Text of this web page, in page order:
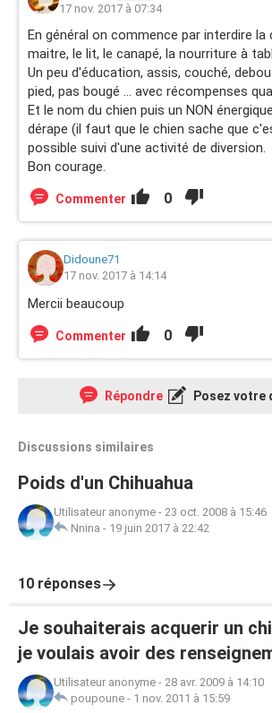
17 nov. 2017 à 07:34
En général on commence par interdire la
maitre, le lit, le canapé, la nourriture à
Un peu d'éducation, assis, couché,
pied, pas bougé ... avec récompenses
Et le nom du chien puis un NON
dérape (il faut que le chien sache que
possible suivi d'une activité de diversion.
Bon courage.
Commenter 0
Didoune71
17 nov. 2017 à 14:14
Mercii beaucoup
Commenter 0
Répondre Posez votre
Discussions similaires
Poids d'un Chihuahua
Utilisateur anonyme - 23 oct. 2008 à 15:46
Nnina - 19 juin 2017 à 22:42
10 réponses
Je souhaiterais acquerir un
je voulais avoir des
Utilisateur anonyme - 28 avr. 2009 à 14:10
poupoune - 1 nov. 2011 à 15:59